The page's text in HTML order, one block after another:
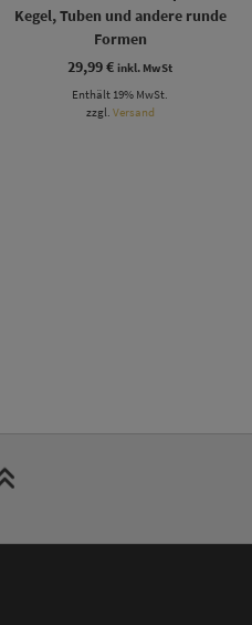
Kegel, Tuben und andere runde
Formen
29,99€ inkl. MwSt
Enthält 19% MwSt.
zzgl. Versand